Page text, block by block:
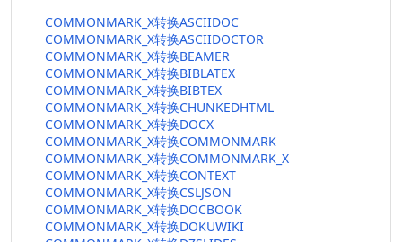
COMMONMARK_X转换ASCIIDOC
COMMONMARK_X转换ASCIIDOCTOR
COMMONMARK_X转换BEAMER
COMMONMARK_X转换BIBLATEX
COMMONMARK_X转换BIBTEX
COMMONMARK_X转换CHUNKEDHTML
COMMONMARK_X转换DOCX
COMMONMARK_X转换COMMONMARK
COMMONMARK_X转换COMMONMARK_X
COMMONMARK_X转换CONTEXT
COMMONMARK_X转换CSLJSON
COMMONMARK_X转换DOCBOOK
COMMONMARK_X转换DOKUWIKI